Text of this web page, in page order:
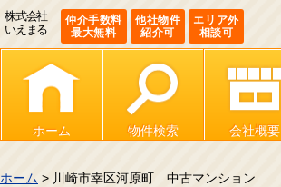
株式会社
いえまる
仲介手数料
最大無料
他社物件
紹介可
エリア外
相談可
ホーム 物件検索 会社概要
ホーム > 川崎市幸区河原町 中古マンション